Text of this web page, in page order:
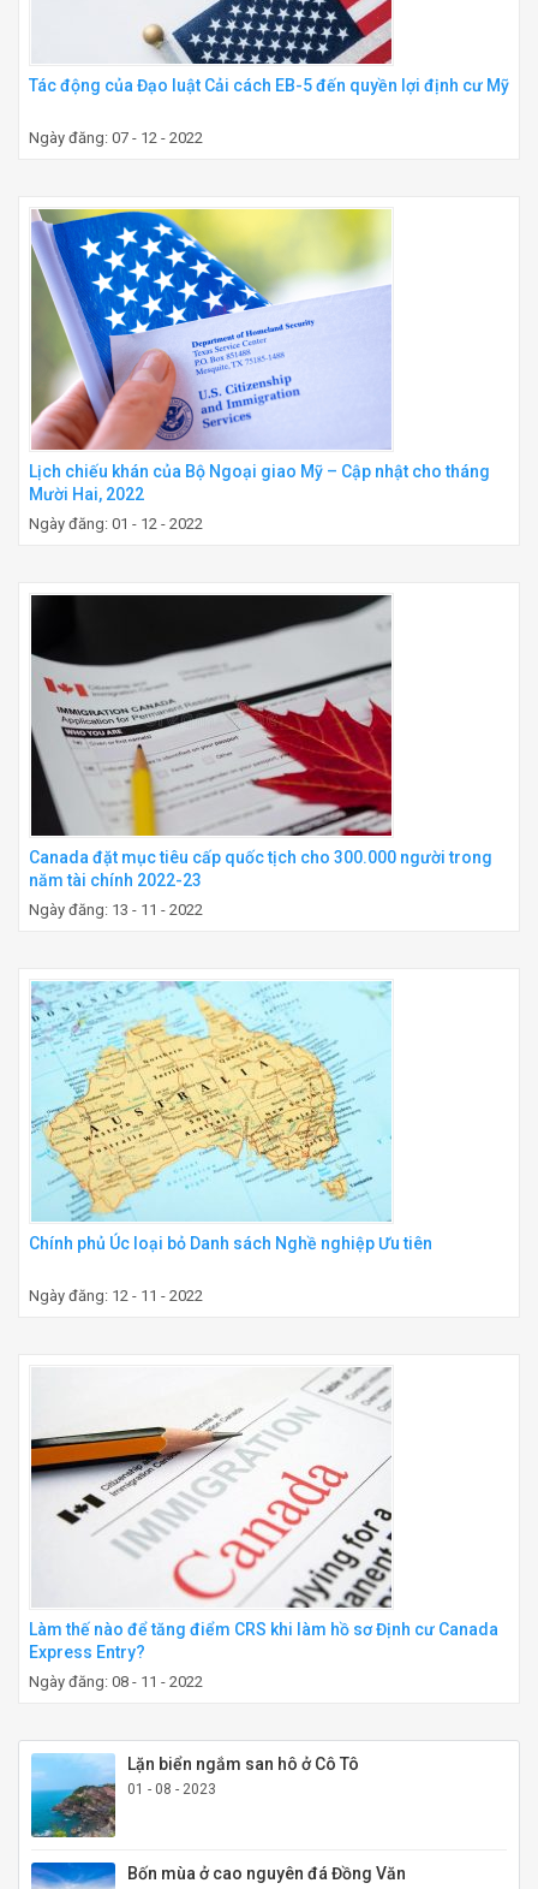
Tác động của Đạo luật Cải cách EB-5 đến quyền lợi định cư Mỹ
Ngày đăng: 07 - 12 - 2022
Lịch chiếu khán của Bộ Ngoại giao Mỹ – Cập nhật cho tháng
Mười Hai, 2022
Ngày đăng: 01 - 12 - 2022
Canada đặt mục tiêu cấp quốc tịch cho 300.000 người trong
năm tài chính 2022-23
Ngày đăng: 13 - 11 - 2022
Chính phủ Úc loại bỏ Danh sách Nghề nghiệp Ưu tiên
Ngày đăng: 12 - 11 - 2022
Làm thế nào để tăng điểm CRS khi làm hồ sơ Định cư Canada
Express Entry?
Ngày đăng: 08 - 11 - 2022
Lặn biển ngắm san hô ở Cô Tô
01 - 08 - 2023
Bốn mùa ở cao nguyên đá Đồng Văn